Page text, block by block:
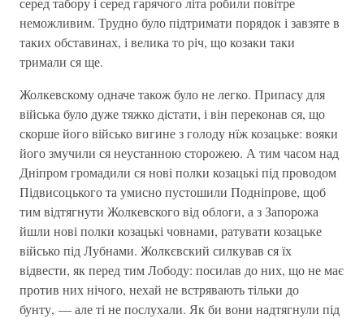
неможливим. Трудно було підтримати порядок і завзяте в
таких обставинах, і велика то річ, що козаки таки
тримали ся ще.
Жолкевскому одначе також було не легко. Припасу для
війська було дуже тяжко дістати, і він переконав ся, що
скорше його військо вигине з голоду нїж козацьке: вояки
його змучили ся неустанною сторожею. А тим часом над
Дніпром громадили ся нові полки козацькі під проводом
Підвисоцького та умисно пустошили Подніпрове, щоб
тим відтягнути Жолкевского від облоги, а з Запорожа
йшли нові полки козацькі човнами, ратувати козацьке
військо під Лубнами. Жолкєвский силкував ся їх
відвести, як перед тим Лободу: посилав до них, що не має
против них нічого, нехай не встрявають тільки до
бунту, — але ті не послухали. Як би вони надтягнули під